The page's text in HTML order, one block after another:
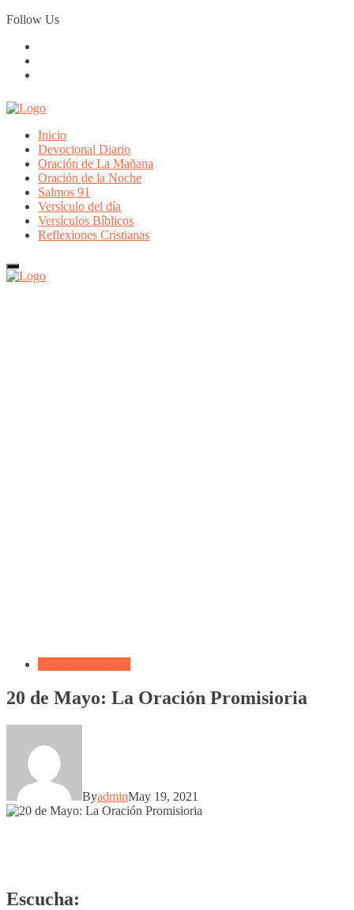
Skip
to
Follow Us
Inicio
Devocional Diario
Oración de La Mañana
Oración de la Noche
Salmos 91
Versículo del día
Versículos Bíblicos
Reflexiones Cristianas
20 de Mayo: La Oración Promisioria
ByadminMay 19, 2021
Escucha: